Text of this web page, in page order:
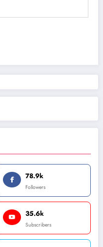
78.9k
Followers
35.6k
Subscribers